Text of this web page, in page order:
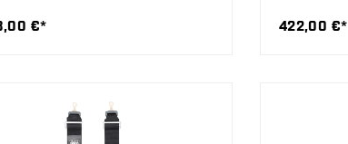
€* 422,00 €*